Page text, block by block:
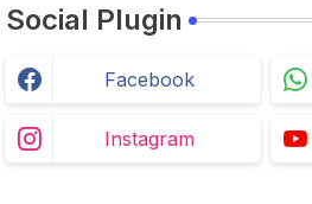
Social Plugin
Facebook
Instagram